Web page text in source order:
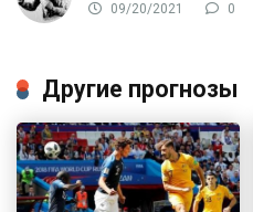
09/20/2021 0
Другие прогнозы